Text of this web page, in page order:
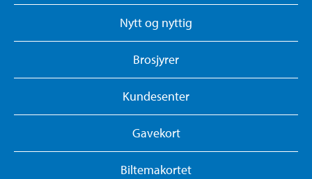
Nytt og nyttig
Brosjyrer
Kundesenter
Gavekort
Biltemakortet